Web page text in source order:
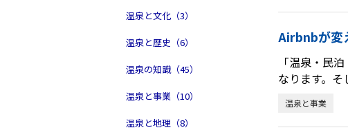
温泉と文化（3）
温泉と歴史（6）
温泉の知識（45）
温泉と事業（10）
温泉と地理（8）
Airbnbが変
「温泉・民
なります。そ
温泉と事業